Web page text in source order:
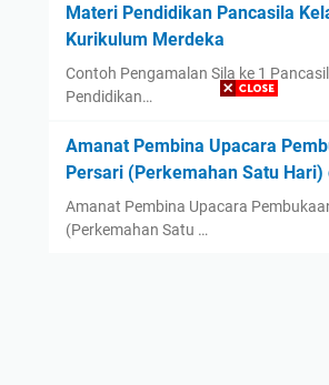
Materi Pendidikan Pancasila
Kurikulum Merdeka
Contoh Pengamalan Sila ke 1
Pendidikan…
Amanat Pembina Upacara
Persari (Perkemahan Satu Hari)
Amanat Pembina Upacara
(Perkemahan Satu …